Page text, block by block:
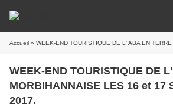
Accueil » WEEK-END TOURISTIQUE DE L' ABA EN TERRE
WEEK-END TOURISTIQUE DE
MORBIHANNAISE LES 16 et 17
2017.